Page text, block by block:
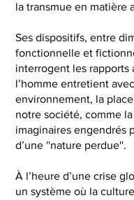
la transmue en matière
Ses dispositifs, entre
fonctionnelle et
interrogent les rapports
l’homme entretient
environnement, la
notre société, comme
imaginaires engendrés
d’une ''nature perdue''.
À l’heure d’une crise
un système où la